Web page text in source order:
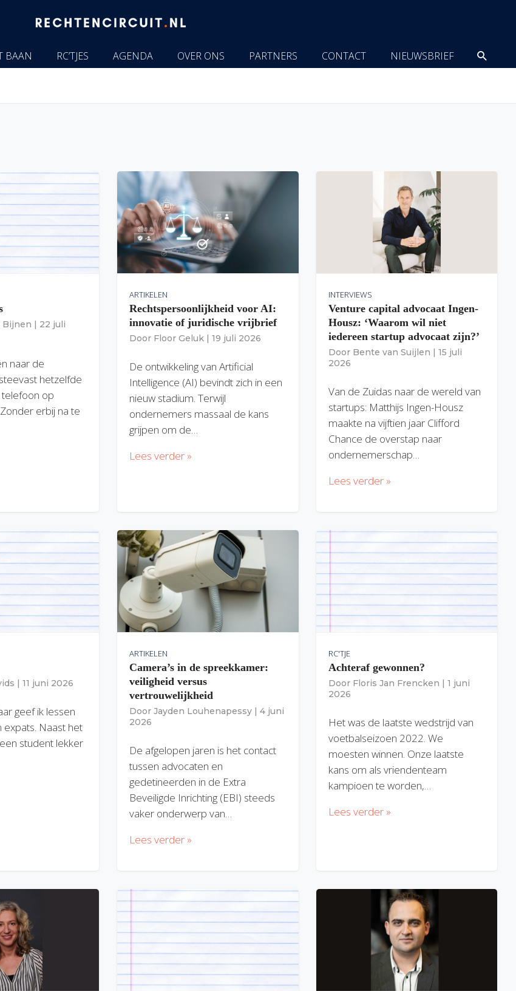
BAAN RC’TJES AGENDA OVER ONS PARTNERS CONTACT NIEUWSBRIEF
Bijnen | 22 juli
naar de
hetzelfde
op
erbij na te
ARTIKELEN
Rechtspersoonlijkheid voor AI:
innovatie of juridische vrijbrief
Door Floor Geluk | 19 juli 2026
De ontwikkeling van Artificial
Intelligence (AI) bevindt zich in een
nieuw stadium. Terwijl
ondernemers massaal de kans
grijpen om de…
Lees verder »
INTERVIEWS
Venture capital advocaat Ingen-
Housz: ‘Waarom wil niet
iedereen startup advocaat zijn?’
Door Bente van Suijlen | 15 juli
2026
Van de Zuidas naar de wereld van
startups: Matthijs Ingen-Housz
maakte na vijftien jaar Clifford
Chance de overstap naar
ondernemerschap…
Lees verder »
| 11 juni 2026
geef ik lessen
expats. Naast het
student lekker
ARTIKELEN
Camera’s in de spreekkamer:
veiligheid versus
vertrouwelijkheid
Door Jayden Louhenapessy | 4 juni
2026
De afgelopen jaren is het contact
tussen advocaten en
gedetineerden in de Extra
Beveiligde Inrichting (EBI) steeds
vaker onderwerp van…
Lees verder »
RC'TJE
Achteraf gewonnen?
Door Floris Jan Frencken | 1 juni
2026
Het was de laatste wedstrijd van
voetbalseizoen 2022. We
moesten winnen. Onze laatste
kans om als vriendenteam
kampioen te worden,…
Lees verder »